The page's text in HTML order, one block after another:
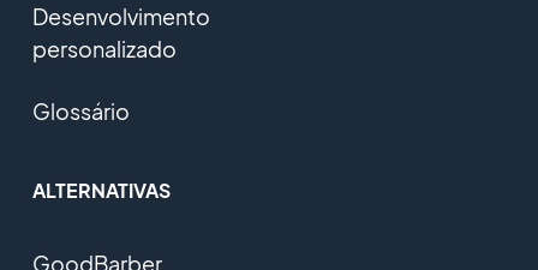
Desenvolvimento
personalizado
Glossário
ALTERNATIVAS
GoodBarber